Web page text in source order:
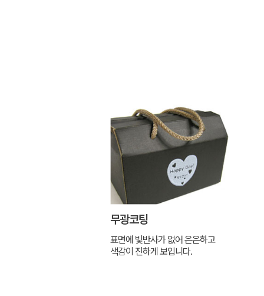
무광코팅
표면에 빛반사가 없어 은은하고
색감이 진하게 보입니다.